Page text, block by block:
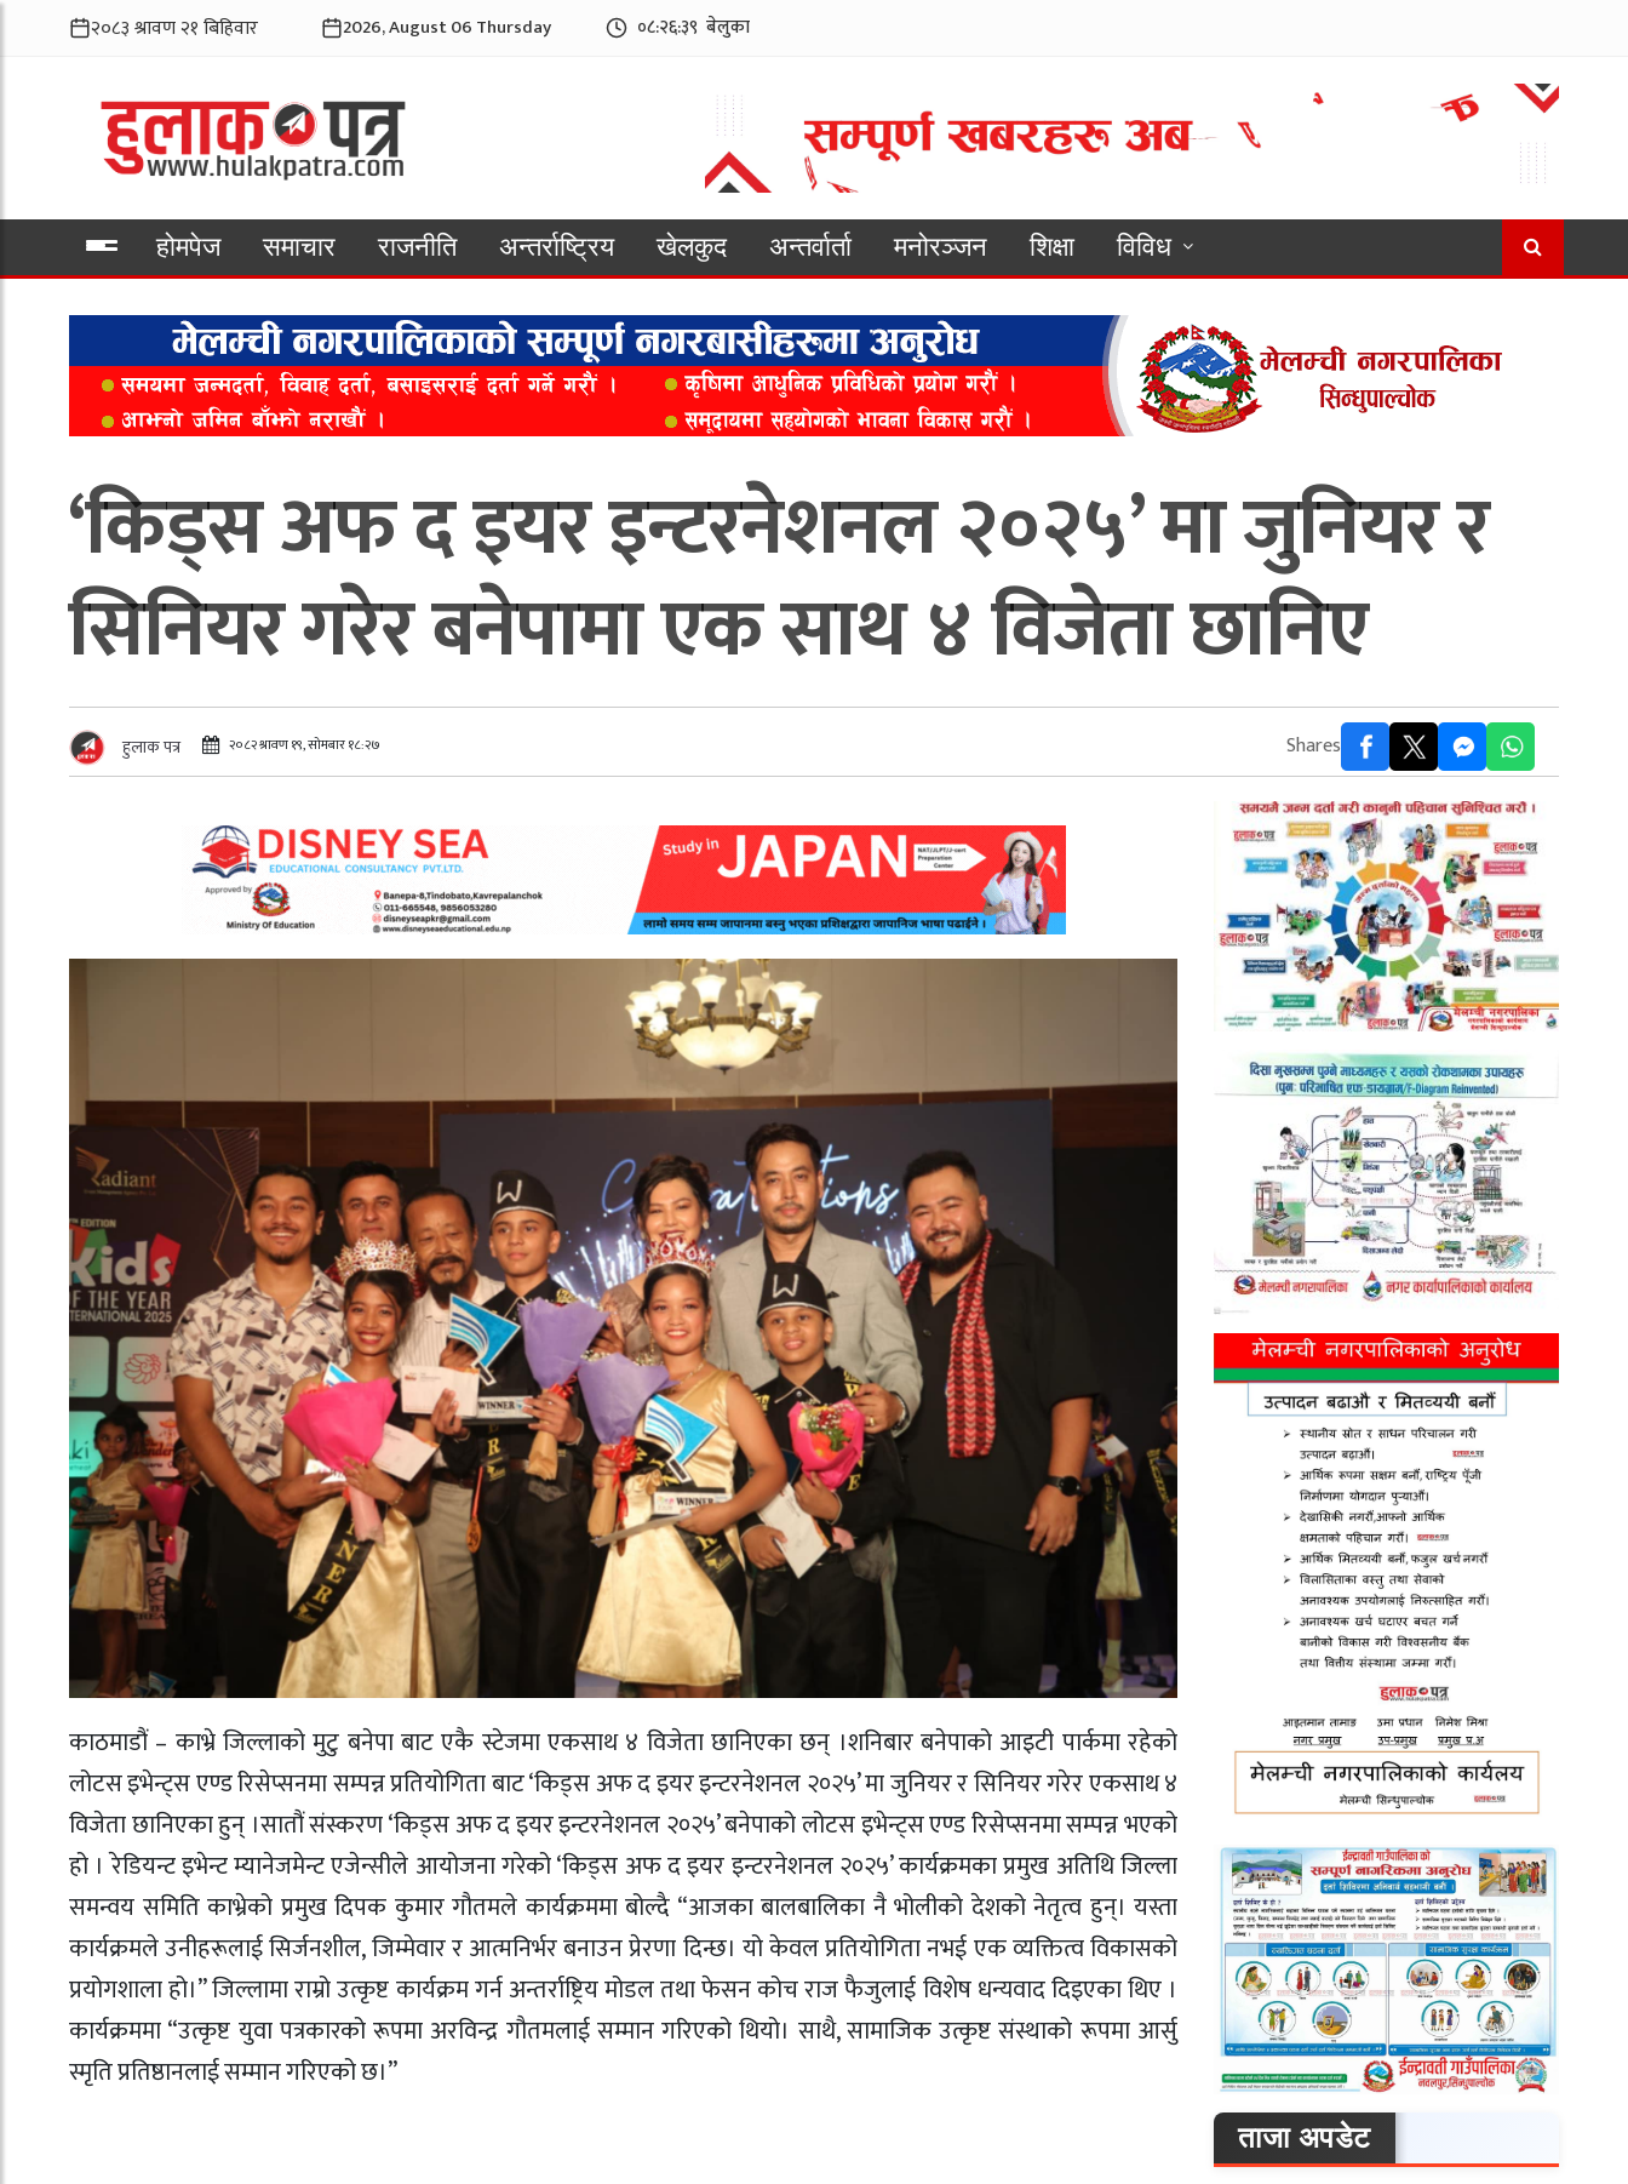
2026, August 06 Thursday ०८:२६:४१ बेलुका
होमपेज समाचार राजनीति अन्तर्राष्ट्रिय खेलकुद अन्तर्वार्ता मनोरञ्जन शिक्षा
विविध
‘किड्स अफ द इयर इन्टरनेशनल २०२५’ मा जुनियर र
सिनियर गरेर बनेपामा एक साथ ४ विजेता छानिए
हुलाक पत्र २०८२ श्रावण १९, सोमबार १८:२७ Shares
काठमाडौं – काभ्रे जिल्लाको मुटु बनेपा बाट एकै स्टेजमा एकसाथ ४ विजेता छानिएका छन् ।शनिबार बनेपाको आइटी पार्कमा रहेको
लोटस इभेन्ट्स एण्ड रिसेप्सनमा सम्पन्न प्रतियोगिता बाट ‘किड्स अफ द इयर इन्टरनेशनल २०२५’ मा जुनियर र सिनियर गरेर एकसाथ ४
विजेता छानिएका हुन् ।सातौं संस्करण ‘किड्स अफ द इयर इन्टरनेशनल २०२५’ बनेपाको लोटस इभेन्ट्स एण्ड रिसेप्सनमा सम्पन्न भएको
हो । रेडियन्ट इभेन्ट म्यानेजमेन्ट एजेन्सीले आयोजना गरेको ‘किड्स अफ द इयर इन्टरनेशनल २०२५’ कार्यक्रमका प्रमुख अतिथि जिल्ला
समन्वय समिति काभ्रेको प्रमुख दिपक कुमार गौतमले कार्यक्रममा बोल्दै “आजका बालबालिका नै भोलीको देशको नेतृत्व हुन्। यस्ता
कार्यक्रमले उनीहरूलाई सिर्जनशील, जिम्मेवार र आत्मनिर्भर बनाउन प्रेरणा दिन्छ। यो केवल प्रतियोगिता नभई एक व्यक्तित्व विकासको
प्रयोगशाला हो।” जिल्लामा राम्रो उत्कृष्ट कार्यक्रम गर्न अन्तर्राष्ट्रिय मोडल तथा फेसन कोच राज फैजुलाई विशेष धन्यवाद दिइएका थिए ।
कार्यक्रममा “उत्कृष्ट युवा पत्रकारको रूपमा अरविन्द्र गौतमलाई सम्मान गरिएको थियो। साथै, सामाजिक उत्कृष्ट संस्थाको रूपमा आर्सु
स्मृति प्रतिष्ठानलाई सम्मान गरिएको छ।”
ताजा अपडेट